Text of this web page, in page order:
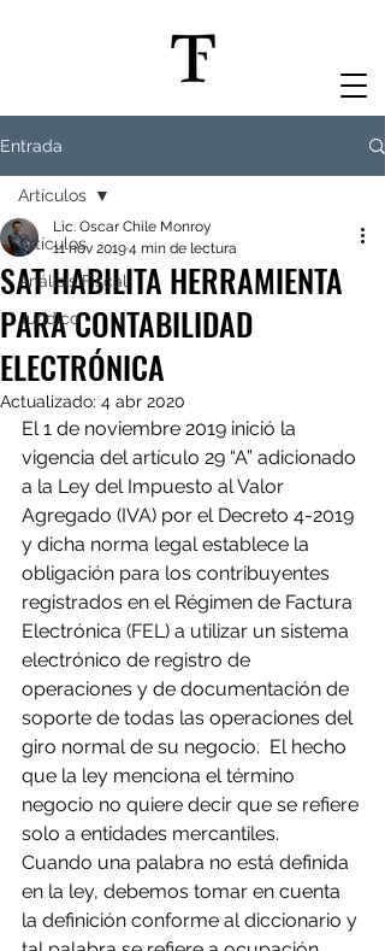
Entrada
Artículos
Análisis Fiscal
Jurídico
Artículos
SAT HABILITA HERRAMIENTA
PARA CONTABILIDAD
ELECTRÓNICA
Lic. Oscar Chile Monroy
11 nov 20194 min de lectura
Actualizado: 4 abr 2020
El 1 de noviembre 2019 inició la
vigencia del artículo 29 “A” adicionado
a la Ley del Impuesto al Valor
Agregado (IVA) por el Decreto 4-2019
y dicha norma legal establece la
obligación para los contribuyentes
registrados en el Régimen de Factura
Electrónica (FEL) a utilizar un sistema
electrónico de registro de
operaciones y de documentación de
soporte de todas las operaciones del
giro normal de su negocio.  El hecho
que la ley menciona el término
negocio no quiere decir que se refiere
solo a entidades mercantiles.
Cuando una palabra no está definida
en la ley, debemos tomar en cuenta
la definición conforme al diccionario y